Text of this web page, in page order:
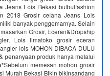
Jeans Lois Bekasi bulbulfashion
2018 Grosir celana Jeans Lois
banyak penggemarnya. Selain
Grosir, Eceran&Dropship
Lois limatoko grosir eceran
lois MOHON DIBACA DULU
penanyaan produk hanya melalui
memesan mohon grosir
Murah Bekasi Bikin bikinsandang